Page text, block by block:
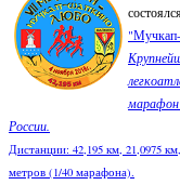
марафон
России.
Дистанции: 42,195 км, 21,0975
метров (1/40 марафона).